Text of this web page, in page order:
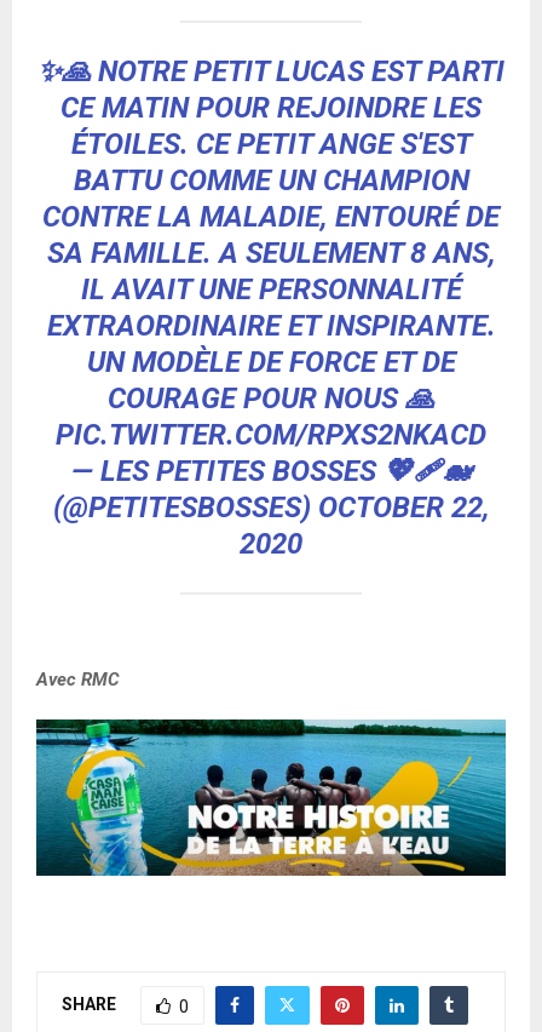
✨🙏 NOTRE PETIT LUCAS EST PARTI
CE MATIN POUR REJOINDRE LES
ÉTOILES. CE PETIT ANGE S'EST
BATTU COMME UN CHAMPION
CONTRE LA MALADIE, ENTOURÉ DE
SA FAMILLE. A SEULEMENT 8 ANS,
IL AVAIT UNE PERSONNALITÉ
EXTRAORDINAIRE ET INSPIRANTE.
UN MODÈLE DE FORCE ET DE
COURAGE POUR NOUS 🙏
PIC.TWITTER.COM/RPXS2NKACD
— LES PETITES BOSSES 💖🩹🐋
(@PETITESBOSSES) OCTOBER 22,
2020
Avec RMC
SHARE 0